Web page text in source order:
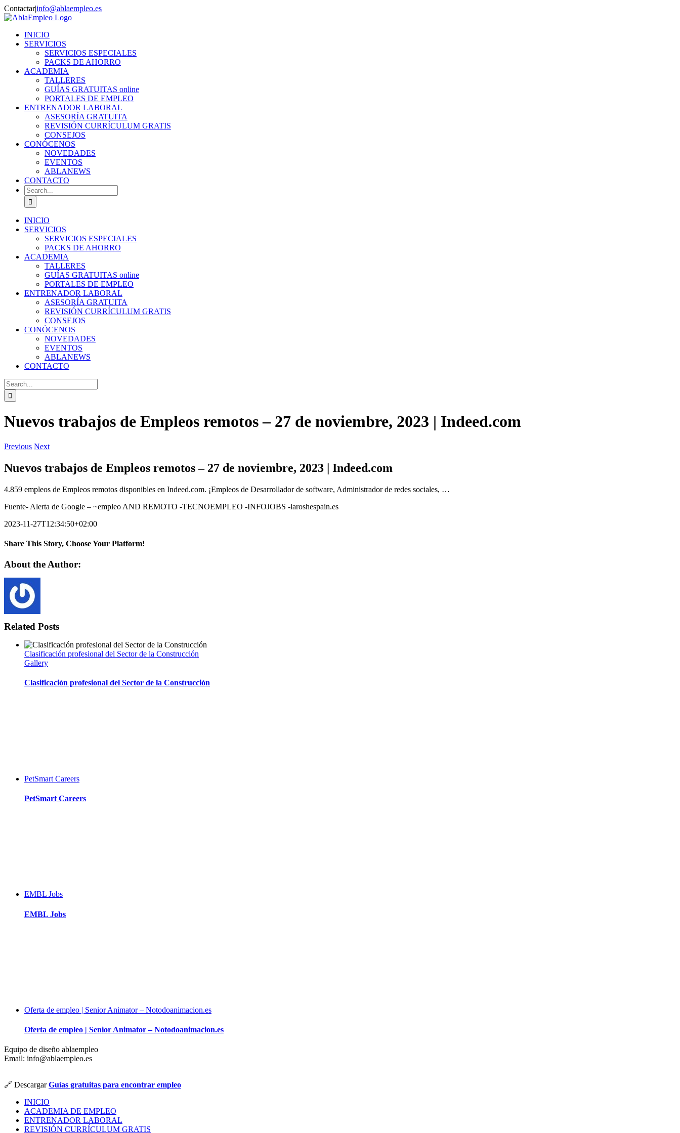
Skip
to
Contactar|info@ablaempleo.es
Facebook
Phone
INICIO
SERVICIOS
SERVICIOS ESPECIALES
PACKS DE AHORRO
ACADEMIA
TALLERES
GUÍAS GRATUITAS online
PORTALES DE EMPLEO
ENTRENADOR LABORAL
ASESORÍA GRATUITA
REVISIÓN CURRÍCULUM GRATIS
CONSEJOS
CONÓCENOS
NOVEDADES
EVENTOS
ABLANEWS
CONTACTO
Search
for:
INICIO
SERVICIOS
SERVICIOS ESPECIALES
PACKS DE AHORRO
ACADEMIA
TALLERES
GUÍAS GRATUITAS online
PORTALES DE EMPLEO
ENTRENADOR LABORAL
ASESORÍA GRATUITA
REVISIÓN CURRÍCULUM GRATIS
CONSEJOS
CONÓCENOS
NOVEDADES
EVENTOS
ABLANEWS
CONTACTO
Search
for:
Nuevos trabajos de Empleos remotos – 27 de noviembre, 2023 | Indeed.com
Previous Next
Nuevos trabajos de Empleos remotos – 27 de noviembre, 2023 | Indeed.com
4.859 empleos de Empleos remotos disponibles en Indeed.com. ¡Empleos de Desarrollador de software, Administrador de redes sociales, …
Fuente- Alerta de Google – ~empleo AND REMOTO -TECNOEMPLEO -INFOJOBS -laroshespain.es
2023-11-27T12:34:50+02:00
Share This Story, Choose Your Platform!
Facebook
Twitter
LinkedIn
Reddit
WhatsApp
Tumblr
Pinterest
Vk
Xing
Email
About the Author:
Related Posts
Clasificación profesional del Sector de la Construcción
Gallery
Clasificación profesional del Sector de la Construcción
PetSmart Careers
PetSmart Careers
EMBL Jobs
EMBL Jobs
Oferta de empleo | Senior Animator – Notodoanimacion.es
Oferta de empleo | Senior Animator – Notodoanimacion.es
Equipo de diseño ablaempleo
Email: info@ablaempleo.es
🔗 DescargarGuías gratuitas para encontrar empleo
INICIO
ACADEMIA DE EMPLEO
ENTRENADOR LABORAL
REVISIÓN CURRÍCULUM GRATIS